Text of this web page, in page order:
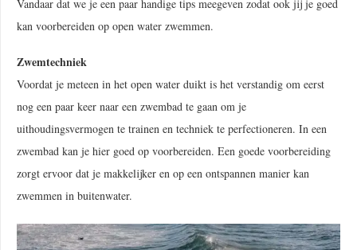
Vandaar dat we je een paar handige tips meegeven zodat ook jij je goed
kan voorbereiden op open water zwemmen.
Zwemtechniek
Voordat je meteen in het open water duikt is het verstandig om eerst
nog een paar keer naar een zwembad te gaan om je
uithoudingsvermogen te trainen en techniek te perfectioneren. In een
zwembad kan je hier goed op voorbereiden. Een goede voorbereiding
zorgt ervoor dat je makkelijker en op een ontspannen manier kan
zwemmen in buitenwater.